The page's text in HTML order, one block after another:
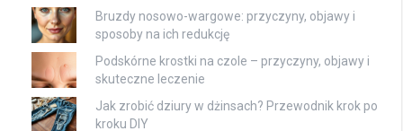
Bruzdy nosowo-wargowe: przyczyny, objawy i
sposoby na ich redukcję
Podskórne krostki na czole – przyczyny, objawy i
skuteczne leczenie
Jak zrobić dziury w dżinsach? Przewodnik krok po
kroku DIY